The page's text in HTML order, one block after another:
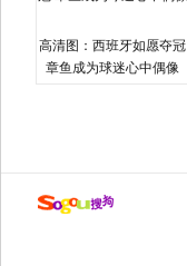
高清图：西班牙如愿夺冠
章鱼成为球迷心中偶像